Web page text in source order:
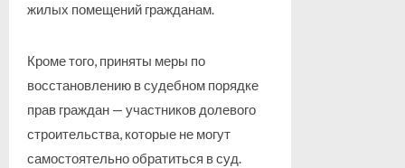
жилых помещений гражданам.
Кроме того, приняты меры по
восстановлению в судебном порядке
прав граждан — участников долевого
строительства, которые не могут
самостоятельно обратиться в суд.